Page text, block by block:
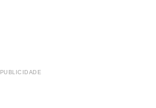
PUBLICIDADE